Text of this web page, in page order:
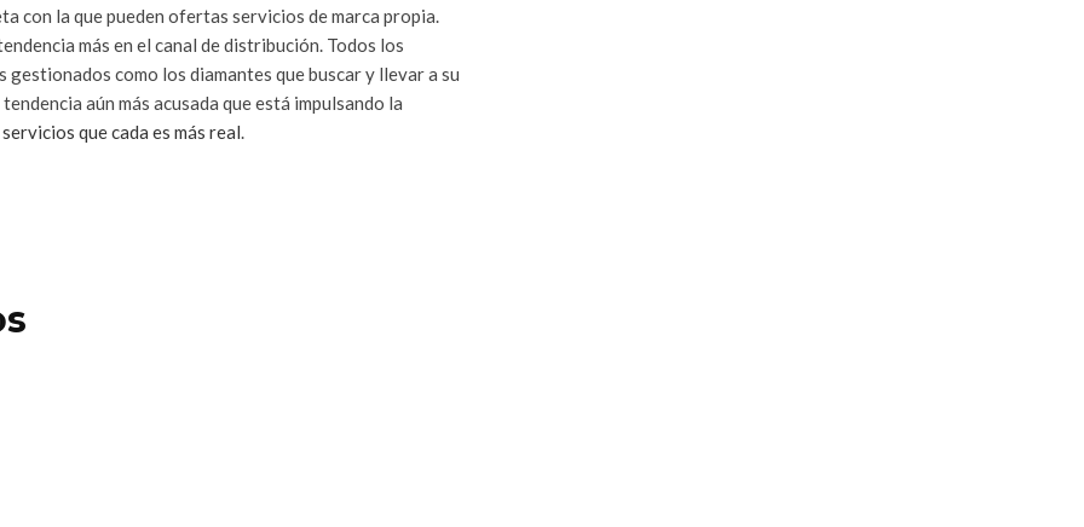
con la que pueden ofertas servicios de marca propia.
más en el canal de distribución. Todos los
como los diamantes que buscar y llevar a su
aún más acusada que está impulsando la
que cada es más real.